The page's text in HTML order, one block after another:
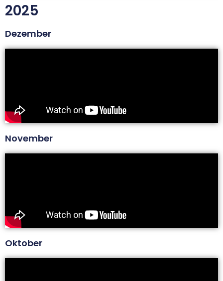
2025
Dezember
November
Oktober